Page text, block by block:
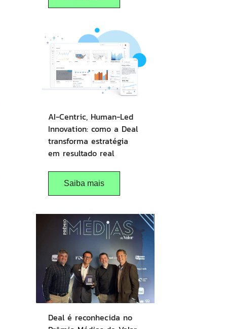
AI-Centric, Human-Led
Innovation: como a Deal
transforma estratégia
em resultado real
Saiba mais
Deal é reconhecida no